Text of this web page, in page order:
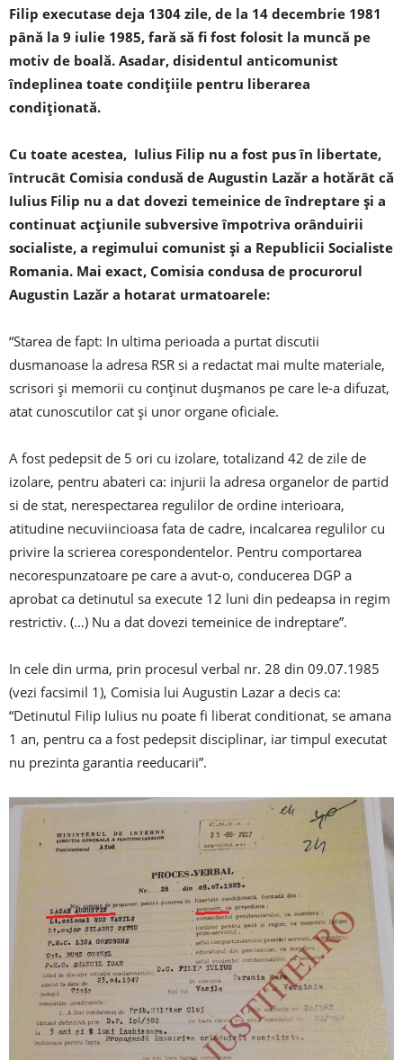
Filip executase deja 1304 zile, de la 14 decembrie 1981
până la 9 iulie 1985, fară să fi fost folosit la muncă pe
motiv de boală. Asadar, disidentul anticomunist
îndeplinea toate condițiile pentru liberarea
condiționată.
Cu toate acestea, Iulius Filip nu a fost pus în libertate,
întrucât Comisia condusă de Augustin Lazăr a hotărât că
Iulius Filip nu a dat dovezi temeinice de îndreptare și a
continuat acțiunile subversive împotriva orânduirii
socialiste, a regimului comunist și a Republicii Socialiste
Romania. Mai exact, Comisia condusa de procurorul
Augustin Lazăr a hotarat urmatoarele:
“Starea de fapt: In ultima perioada a purtat discutii
dusmanoase la adresa RSR si a redactat mai multe materiale,
scrisori și memorii cu conținut dușmanos pe care le-a difuzat,
atat cunoscutilor cat și unor organe oficiale.
A fost pedepsit de 5 ori cu izolare, totalizand 42 de zile de
izolare, pentru abateri ca: injurii la adresa organelor de partid
si de stat, nerespectarea regulilor de ordine interioara,
atitudine necuviincioasa fata de cadre, incalcarea regulilor cu
privire la scrierea corespondentelor. Pentru comportarea
necorespunzatoare pe care a avut-o, conducerea DGP a
aprobat ca detinutul sa execute 12 luni din pedeapsa in regim
restrictiv. (…) Nu a dat dovezi temeinice de indreptare”.
In cele din urma, prin procesul verbal nr. 28 din 09.07.1985
(vezi facsimil 1), Comisia lui Augustin Lazar a decis ca:
“Detinutul Filip Iulius nu poate fi liberat conditionat, se amana
1 an, pentru ca a fost pedepsit disciplinar, iar timpul executat
nu prezinta garantia reeducarii”.